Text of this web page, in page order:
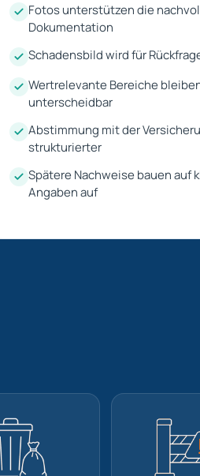
Fotos unterstützen die
Dokumentation
Schadensbild wird für
Wertrelevante Bereiche
unterscheidbar
Abstimmung mit der
strukturierter
Spätere Nachweise bauen auf
Angaben auf